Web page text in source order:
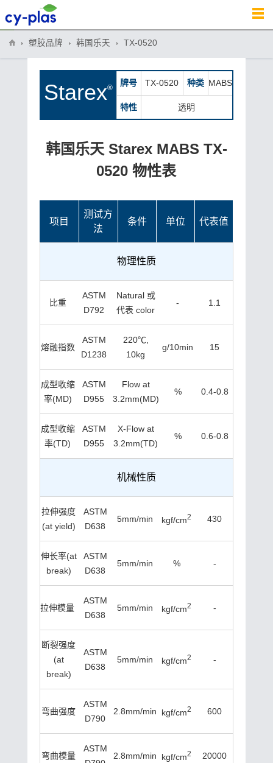
塑胶品牌 韩国乐天 TX-0520
Starex® 牌号 TX-0520 种类 MABS
特性 透明
韩国乐天 Starex MABS TX-
0520 物性表
项目
测试方
法
条件 单位 代表值
物理性质
比重
ASTM
D792
Natural 或
代表 color
- 1.1
熔融指数
ASTM
D1238
220℃,
10kg
g/10min 15
成型收缩
率(MD)
ASTM
D955
Flow at
3.2mm(MD)
% 0.4-0.8
成型收缩
率(TD)
ASTM
D955
X-Flow at
3.2mm(TD)
% 0.6-0.8
机械性质
拉伸强度
(at yield)
ASTM
D638
5mm/min kgf/cm2 430
伸长率(at
break)
ASTM
D638
5mm/min % -
拉伸模量-
ASTM
D638
5mm/min kgf/cm2 -
断裂强度
(at
break)
ASTM
D638
5mm/min kgf/cm2 -
弯曲强度
ASTM
D790
2.8mm/min kgf/cm2 600
弯曲模量
ASTM
2.8mm/min kgf/cm2 20000